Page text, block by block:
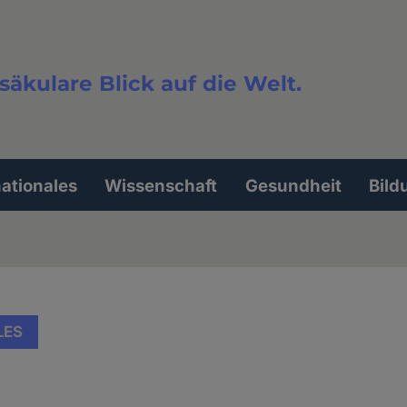
Blick auf die Welt.
Wissenschaft Gesundheit